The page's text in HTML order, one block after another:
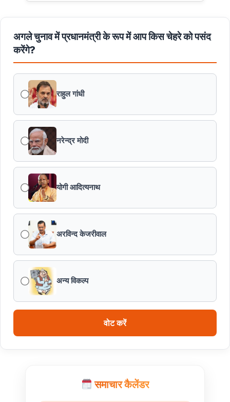
अगले चुनाव में प्रधानमंत्री के रूप में आप किस चेहरे को पसंद
करेंगे?
राहुल गांधी
नरेन्द्र मोदी
योगी आदित्यनाथ
अरविन्द केजरीवाल
अन्य विकल्प
वोट करें
समाचार कैलेंडर